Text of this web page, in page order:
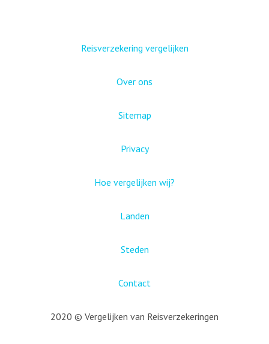
Reisverzekering vergelijken
Over ons
Sitemap
Privacy
Hoe vergelijken wij?
Landen
Steden
Contact
2020 © Vergelijken van Reisverzekeringen